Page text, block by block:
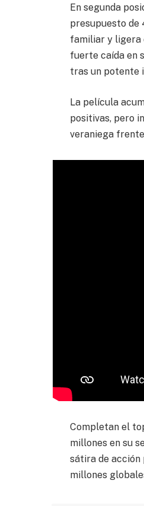
En segunda
presupuesto de
familiar y ligera
fuerte caída en
tras un potente
La película
positivas, pero
veraniega
Completan el
millones en su
sátira de acción
millones